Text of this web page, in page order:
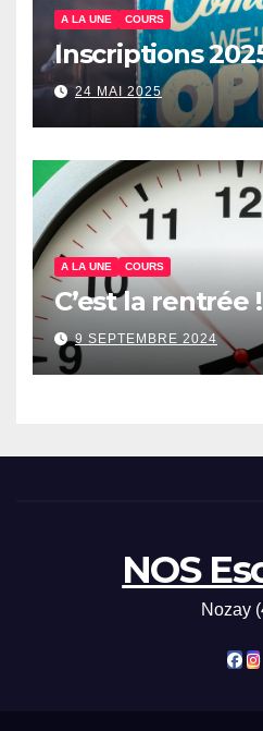
A LA UNE COURS
Inscriptions
24 MAI 2025
A LA UNE COURS
C’est la rentrée !
9 SEPTEMBRE 2024
NOS
Nozay